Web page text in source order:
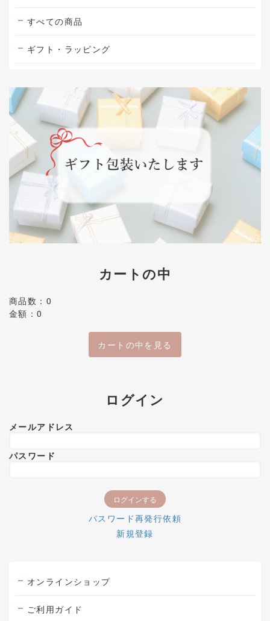
すべての商品
ギフト・ラッピング
カートの中
商品数：0
金額：0
カートの中を見る
ログイン
メールアドレス
パスワード
パスワード再発行依頼
新規登録
オンラインショップ
ご利用ガイド